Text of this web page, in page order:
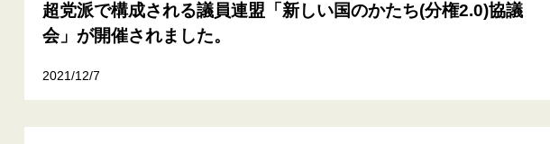
超党派で構成される議員連盟「新しい国のかたち(分権2.0)協議
会」が開催されました。
2021/12/7